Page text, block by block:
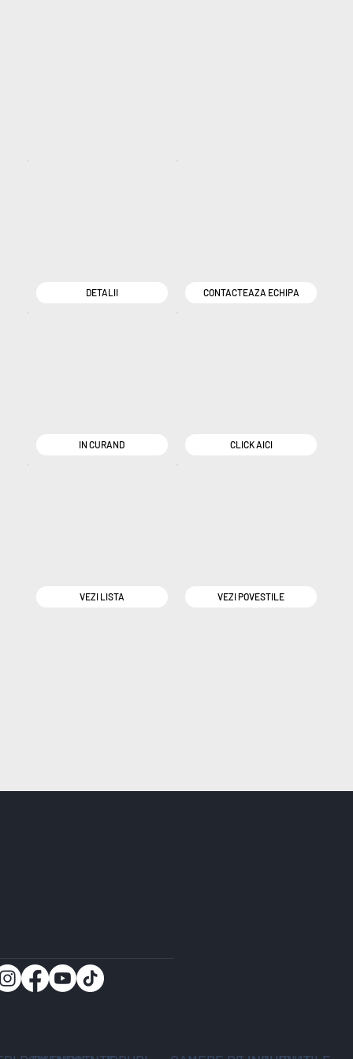
DETALII CONTACTEAZA ECHIPA
IN CURAND CLICK AICI
VEZI LISTA VEZI POVESTILE